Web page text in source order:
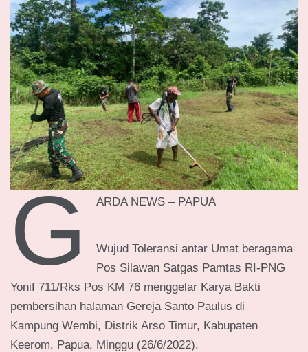
G ARDA NEWS – PAPUA
Wujud Toleransi antar Umat beragama
Pos Silawan Satgas Pamtas RI-PNG
Yonif 711/Rks Pos KM 76 menggelar Karya Bakti
pembersihan halaman Gereja Santo Paulus di
Kampung Wembi, Distrik Arso Timur, Kabupaten
Keerom, Papua, Minggu (26/6/2022).